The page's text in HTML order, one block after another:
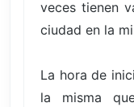
veces tienen
ciudad en la
La hora de
la misma